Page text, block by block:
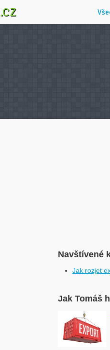
Navštívené
Jak rozjet
Jak Tomáš